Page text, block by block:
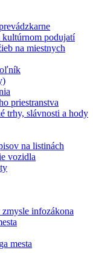
kultúrnom podujatí
na miestnych
priestranstva
trhy, slávnosti a hody
na listinách
vozidla
infozákona
mesta